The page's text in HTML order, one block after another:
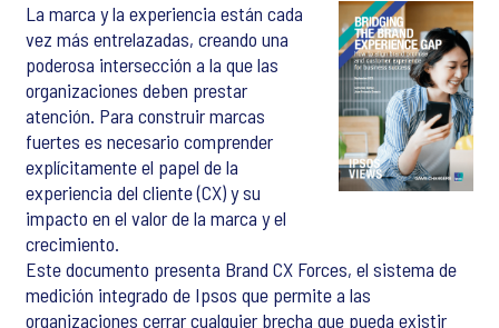
La marca y la experiencia están cada
vez más entrelazadas, creando una
poderosa intersección a la que las
organizaciones deben prestar
atención. Para construir marcas
fuertes es necesario comprender
explícitamente el papel de la
experiencia del cliente (CX) y su
impacto en el valor de la marca y el
crecimiento.
Este documento presenta Brand CX Forces, el sistema de
medición integrado de Ipsos que permite a las
organizaciones cerrar cualquier brecha que pueda existir